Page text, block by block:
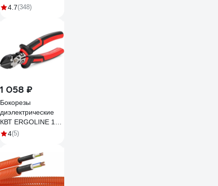
300x4,8мм, черная
4.7(348)
1 058 ₽
Бокорезы
диэлектрические
КВТ ERGOLINE 160
мм 105214
4(5)